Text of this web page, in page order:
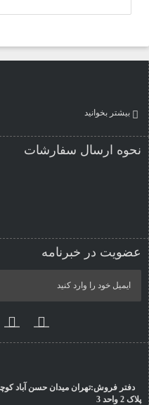
بیشتر بخوانید
نحوه ارسال سفارشات
عضویت در خبرنامه
دفتر فروش:تهران میدان حسن آباد
پلاک 2 واحد 3